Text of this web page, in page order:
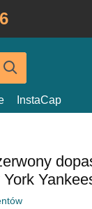
InstaCap